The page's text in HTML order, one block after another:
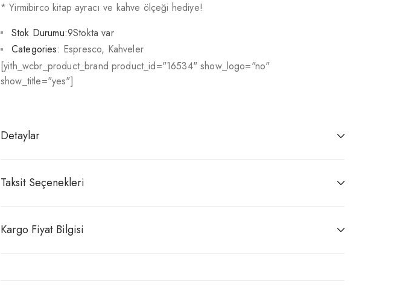
* Yirmibirco kitap ayracı ve kahve ölçeği hediye!
Stok Durumu:9Stokta var
Categories: Espresco, Kahveler
[yith_wcbr_product_brand product_id="16534" show_logo="no"
show_title="yes"]
Detaylar
Taksit Seçenekleri
Kargo Fiyat Bilgisi